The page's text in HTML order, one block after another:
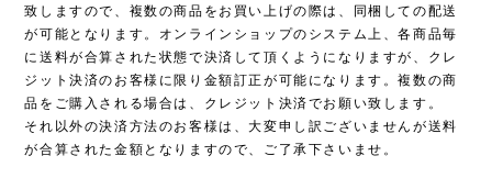
致しますので、複数の商品をお買い上げの際は、同梱しての配送
が可能となります。オンラインショップのシステム上、各商品毎
に送料が合算された状態で決済して頂くようになりますが、クレ
ジット決済のお客様に限り金額訂正が可能になります。複数の商
品をご購入される場合は、クレジット決済でお願い致します。
それ以外の決済方法のお客様は、大変申し訳ございませんが送料
が合算された金額となりますので、ご了承下さいませ。